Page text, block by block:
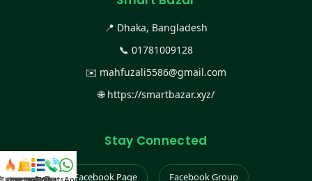
📍 Dhaka, Bangladesh
📞 01781009128
✉️ mahfuzali5586@gmail.com
🌐 https://smartbazar.xyz/
Stay Connected
Facebook Page Facebook Group